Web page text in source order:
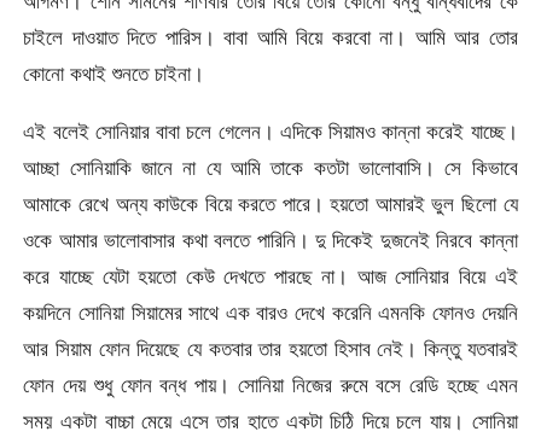
চাইলে দাওয়াত দিতে পারিস। বাবা আমি বিয়ে করবো না। আমি আর তোর
কোনো কথাই শুনতে চাইনা।
এই বলেই সোনিয়ার বাবা চলে গেলেন। এদিকে সিয়ামও কান্না করেই যাচ্ছে।
আচ্ছা সোনিয়াকি জানে না যে আমি তাকে কতটা ভালোবাসি। সে কিভাবে
আমাকে রেখে অন্য কাউকে বিয়ে করতে পারে। হয়তো আমারই ভুল ছিলো যে
ওকে আমার ভালোবাসার কথা বলতে পারিনি। দু দিকেই দুজনেই নিরবে কান্না
করে যাচ্ছে যেটা হয়তো কেউ দেখতে পারছে না। আজ সোনিয়ার বিয়ে এই
কয়দিনে সোনিয়া সিয়ামের সাথে এক বারও দেখে করেনি এমনকি ফোনও দেয়নি
আর সিয়াম ফোন দিয়েছে যে কতবার তার হয়তো হিসাব নেই। কিন্তু যতবারই
ফোন দেয় শুধু ফোন বন্ধ পায়। সোনিয়া নিজের রুমে বসে রেডি হচ্ছে এমন
সময় একটা বাচ্চা মেয়ে এসে তার হাতে একটা চিঠি দিয়ে চলে যায়। সোনিয়া